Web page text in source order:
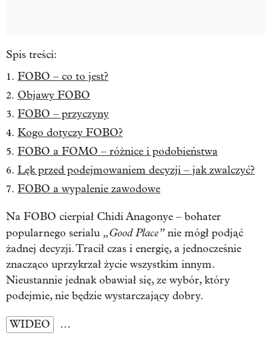
Spis treści:
FOBO – co to jest?
Objawy FOBO
FOBO – przyczyny
Kogo dotyczy FOBO?
FOBO a FOMO – różnice i podobieństwa
Lęk przed podejmowaniem decyzji – jak zwalczyć?
FOBO a wypalenie zawodowe
Na FOBO cierpiał Chidi Anagonye – bohater
popularnego serialu „Good Place” nie mógł podjąć
żadnej decyzji. Tracił czas i energię, a jednocześnie
znacząco uprzykrzał życie wszystkim innym.
Nieustannie jednak obawiał się, ze wybór, który
podejmie, nie będzie wystarczający dobry.
WIDEO …